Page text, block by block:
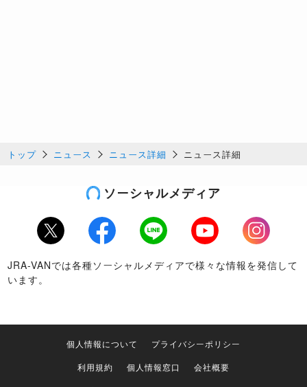
トップ ニュース ニュース詳細 ニュース詳細
ソーシャルメディア
Twitter Facebook LINE Youtube
Instagram
JRA-VANでは各種ソーシャルメディアで様々な情報を発信して
います。
個人情報について
プライバシーポリシー
利用規約
個人情報窓口
会社概要